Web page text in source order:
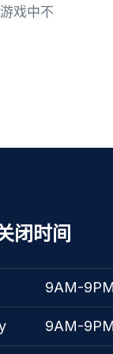
戏中不
闭时间
9AM-
9AM-